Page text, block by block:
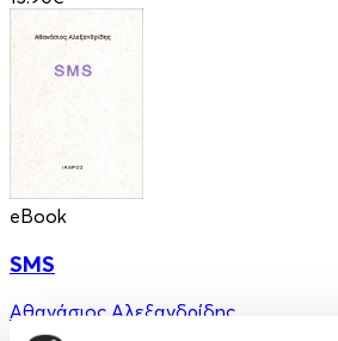
eBook
SMS
Αθανάσιος Αλεξανδρίδης